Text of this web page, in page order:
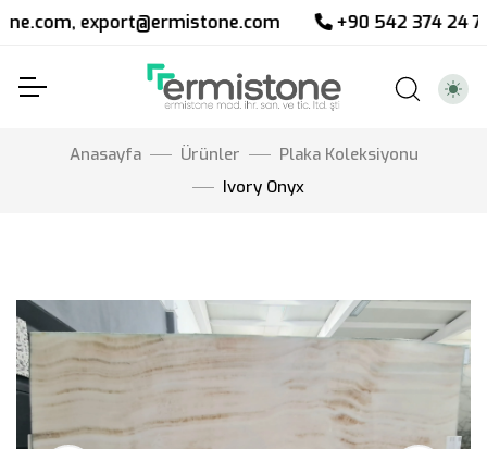
+90 542 374 24 76
Anasayfa Ürünler
Plaka Koleksiyonu
Ivory Onyx